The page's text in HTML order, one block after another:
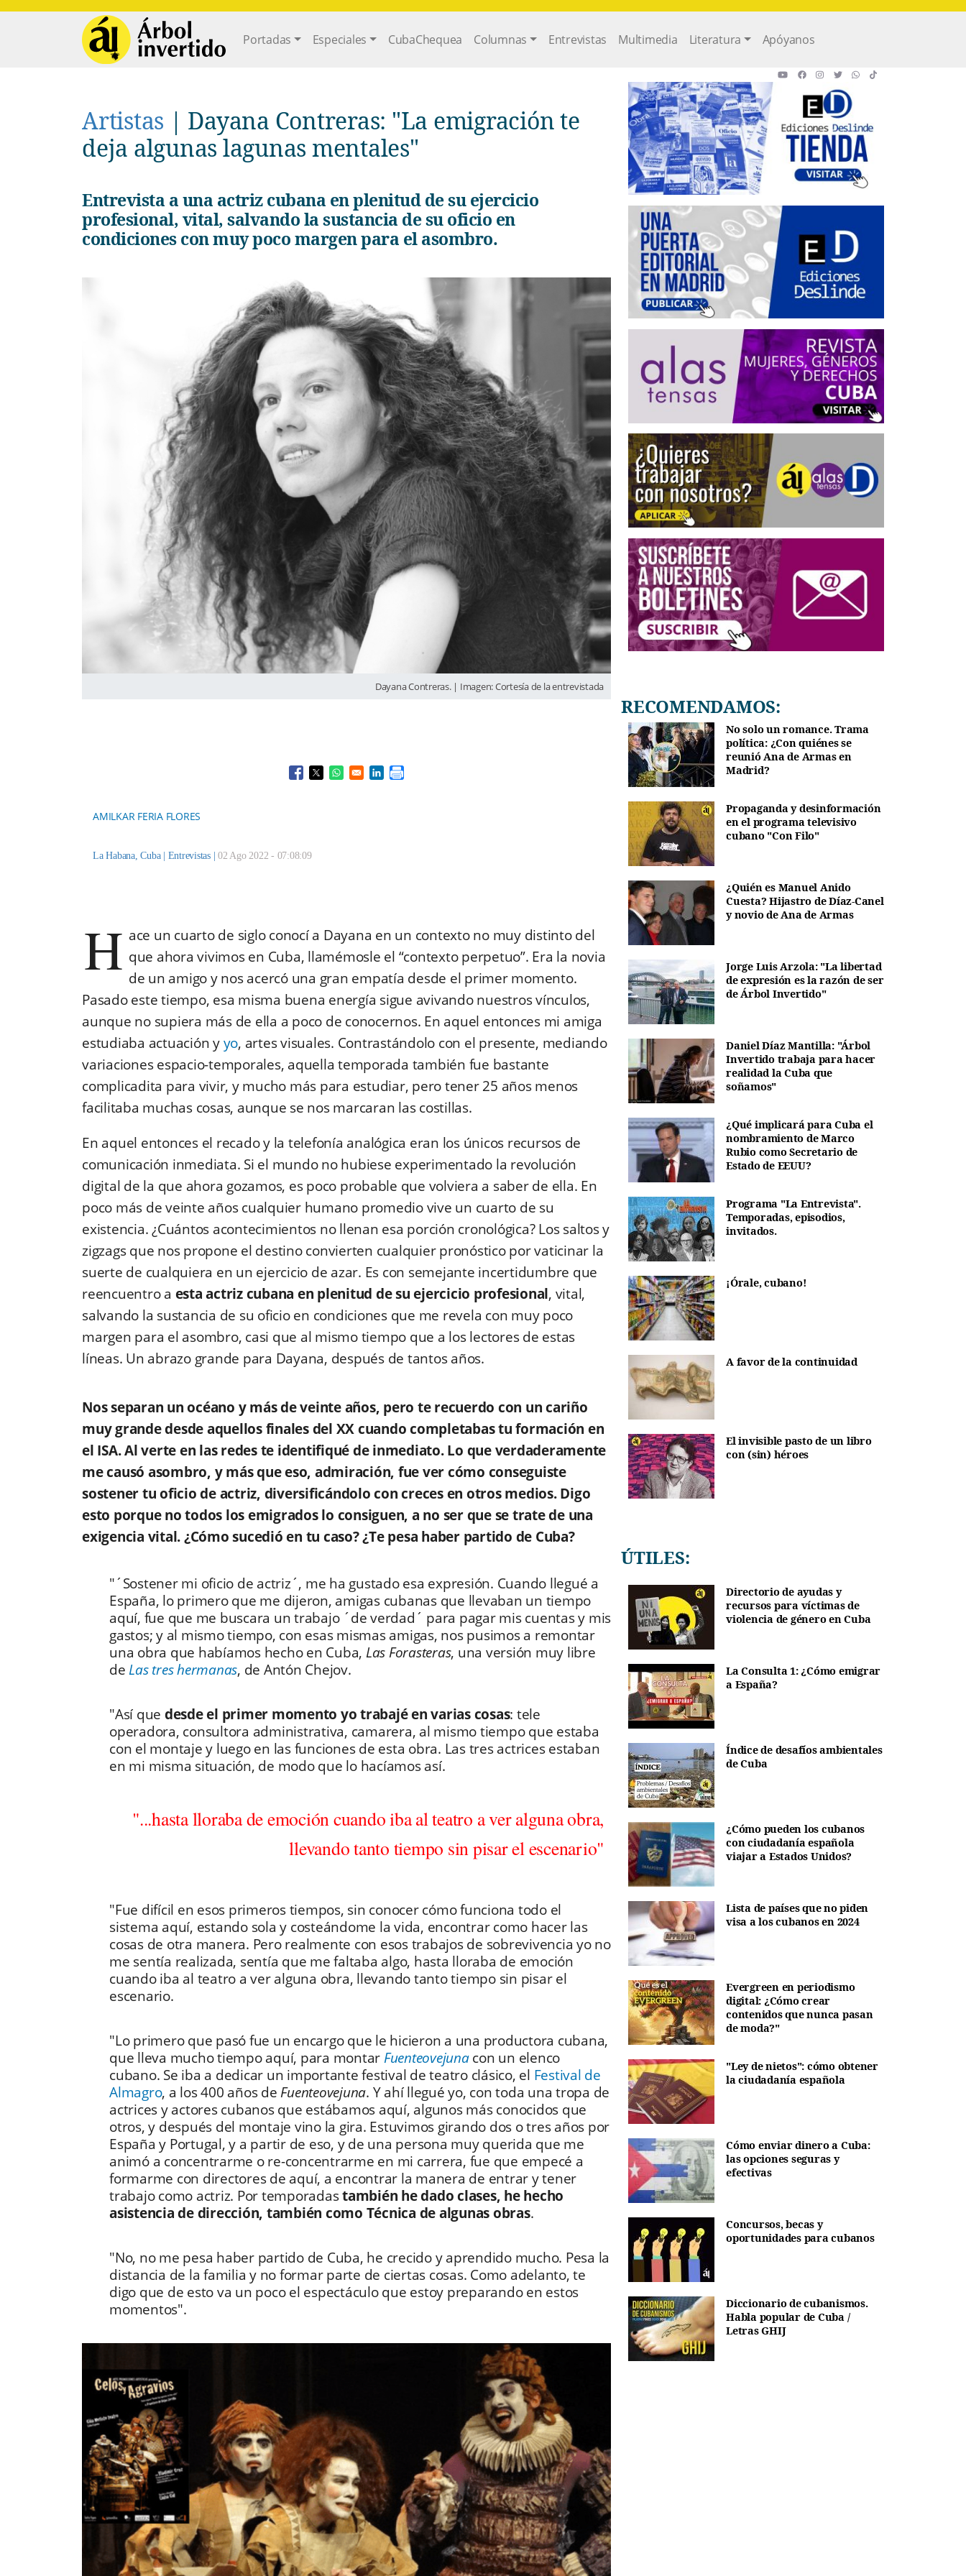
Main navigation
Portadas Especiales CubaChequea Columnas Entrevistas Multimedia Literatura Apóyanos
Artistas | Dayana Contreras: "La emigración te
deja algunas lagunas mentales"
Entrevista a una actriz cubana en plenitud de su ejercicio
profesional, vital, salvando la sustancia de su oficio en
condiciones con muy poco margen para el asombro.
Dayana Contreras. | Imagen: Cortesía de la entrevistada
Opens in a new window
Opens in a new window
Opens in a new window
Opens in a new window
AMILKAR FERIA FLORES
Entrevistas 02 Ago 2022 - 07:08:09
H ace un cuarto de siglo conocí a Dayana en un contexto no muy distinto del
que ahora vivimos en Cuba, llamémosle el “contexto perpetuo”. Era la novia
de un amigo y nos acercó una gran empatía desde el primer momento.
Pasado este tiempo, esa misma buena energía sigue avivando nuestros vínculos,
aunque no supiera más de ella a poco de conocernos. En aquel entonces mi amiga
estudiaba actuación yyo, artes visuales. Contrastándolo con el presente, mediando
variaciones espacio-temporales, aquella temporada también fue bastante
complicadita para vivir, y mucho más para estudiar, pero tener 25 años menos
facilitaba muchas cosas, aunque se nos marcaran las costillas.
En aquel entonces el recado y la telefonía analógica eran los únicos recursos de
comunicación inmediata. Si el mundo no hubiese experimentado la revolución
digital de la que ahora gozamos, es poco probable que volviera a saber de ella. En
poco más de veinte años cualquier humano promedio vive un cuarto de su
existencia. ¿Cuántos acontecimientos no llenan esa porción cronológica? Los saltos y
zigzags que nos propone el destino convierten cualquier pronóstico por vaticinar la
suerte de cualquiera en un ejercicio de azar. Es con semejante incertidumbre que
reencuentro a esta actriz cubana en plenitud de su ejercicio profesional, vital,
salvando la sustancia de su oficio en condiciones que me revela con muy poco
margen para el asombro, casi que al mismo tiempo que a los lectores de estas
líneas. Un abrazo grande para Dayana, después de tantos años.
Nos separan un océano y más de veinte años, pero te recuerdo con un cariño
muy grande desde aquellos finales del XX cuando completabas tu formación en
el ISA. Al verte en las redes te identifiqué de inmediato. Lo que verdaderamente
me causó asombro, y más que eso, admiración, fue ver cómo conseguiste
sostener tu oficio de actriz, diversificándolo con creces en otros medios. Digo
esto porque no todos los emigrados lo consiguen, a no ser que se trate de una
exigencia vital. ¿Cómo sucedió en tu caso? ¿Te pesa haber partido de Cuba?
"´Sostener mi oficio de actriz´, me ha gustado esa expresión. Cuando llegué a
España, lo primero que me dijeron, amigas cubanas que llevaban un tiempo
aquí, fue que me buscara un trabajo ´de verdad´ para pagar mis cuentas y mis
gastos; y al mismo tiempo, con esas mismas amigas, nos pusimos a remontar
una obra que habíamos hecho en Cuba, Las Forasteras, una versión muy libre
deLas tres hermanas, de Antón Chejov.
"Así que desde el primer momento yo trabajé en varias cosas: tele
operadora, consultora administrativa, camarera, al mismo tiempo que estaba
con el montaje y luego en las funciones de esta obra. Las tres actrices estaban
en mi misma situación, de modo que lo hacíamos así.
"...hasta lloraba de emoción cuando iba al teatro a ver alguna obra,
llevando tanto tiempo sin pisar el escenario"
"Fue difícil en esos primeros tiempos, sin conocer cómo funciona todo el
sistema aquí, estando sola y costeándome la vida, encontrar como hacer las
cosas de otra manera. Pero realmente con esos trabajos de sobrevivencia yo no
me sentía realizada, sentía que me faltaba algo, hasta lloraba de emoción
cuando iba al teatro a ver alguna obra, llevando tanto tiempo sin pisar el
escenario.
"Lo primero que pasó fue un encargo que le hicieron a una productora cubana,
que lleva mucho tiempo aquí, para montarFuenteovejunacon un elenco
cubano. Se iba a dedicar un importante festival de teatro clásico, el Festival de
Almagro, a los 400 años de Fuenteovejuna. Y ahí llegué yo, con toda una tropa de
actrices y actores cubanos que estábamos aquí, algunos más conocidos que
otros, y después del montaje vino la gira. Estuvimos girando dos o tres años por
España y Portugal, y a partir de eso, y de una persona muy querida que me
animó a concentrarme o re-concentrarme en mi carrera, fue que empecé a
formarme con directores de aquí, a encontrar la manera de entrar y tener
trabajo como actriz. Por temporadastambién he dado clases, he hecho
asistencia de dirección, también como Técnica de algunas obras.
"No, no me pesa haber partido de Cuba, he crecido y aprendido mucho. Pesa la
distancia de la familia y no formar parte de ciertas cosas. Como adelanto, te
digo que de esto va un poco el espectáculo que estoy preparando en estos
momentos".
RECOMENDAMOS:
No solo un romance. Trama
política: ¿Con quiénes se
reunió Ana de Armas en
Madrid?
Propaganda y desinformación
en el programa televisivo
cubano "Con Filo"
¿Quién es Manuel Anido
Cuesta? Hijastro de Díaz-Canel
y novio de Ana de Armas
Jorge Luis Arzola: "La libertad
de expresión es la razón de ser
de Árbol Invertido"
Daniel Díaz Mantilla: "Árbol
Invertido trabaja para hacer
realidad la Cuba que
soñamos"
¿Qué implicará para Cuba el
nombramiento de Marco
Rubio como Secretario de
Estado de EEUU?
Programa "La Entrevista".
Temporadas, episodios,
invitados.
¡Órale, cubano!
A favor de la continuidad
El invisible pasto de un libro
con (sin) héroes
ÚTILES:
Directorio de ayudas y
recursos para víctimas de
violencia de género en Cuba
La Consulta 1: ¿Cómo emigrar
a España?
Índice de desafíos ambientales
de Cuba
¿Cómo pueden los cubanos
con ciudadanía española
viajar a Estados Unidos?
Lista de países que no piden
visa a los cubanos en 2024
Evergreen en periodismo
digital: ¿Cómo crear
contenidos que nunca pasan
de moda?"
"Ley de nietos": cómo obtener
la ciudadanía española
Cómo enviar dinero a Cuba:
las opciones seguras y
efectivas
Concursos, becas y
oportunidades para cubanos
Diccionario de cubanismos.
Habla popular de Cuba /
Letras GHIJ